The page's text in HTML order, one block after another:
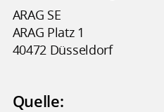
ARAG SE
ARAG Platz 1
40472 Düsseldorf
Quelle: